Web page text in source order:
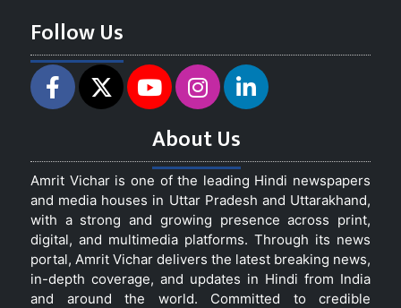
Follow Us
About Us
Amrit Vichar is one of the leading Hindi newspapers
and media houses in Uttar Pradesh and Uttarakhand,
with a strong and growing presence across print,
digital, and multimedia platforms. Through its news
portal, Amrit Vichar delivers the latest breaking news,
in-depth coverage, and updates in Hindi from India
and around the world. Committed to credible